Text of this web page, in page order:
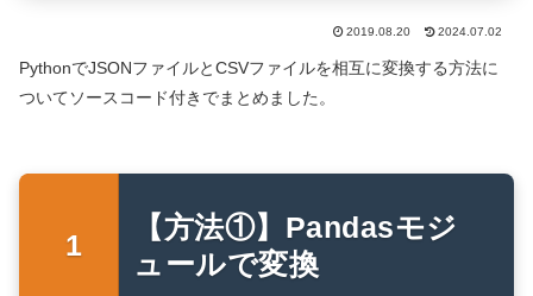
2019.08.20 2024.07.02
PythonでJSONファイルとCSVファイルを相互に変換する方法に
ついてソースコード付きでまとめました。
【方法①】Pandasモジ
ュールで変換